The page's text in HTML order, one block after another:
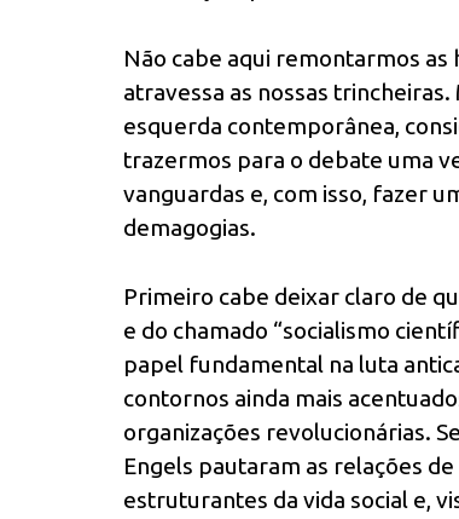
Não cabe aqui remontarmos
atravessa as nossas
esquerda contemporânea,
trazermos para o debate uma
vanguardas e, com isso, fazer
demagogias.
Primeiro cabe deixar claro de
e do chamado “socialismo
papel fundamental na luta
contornos ainda mais
organizações revolucionárias.
Engels pautaram as relações
estruturantes da vida social e,